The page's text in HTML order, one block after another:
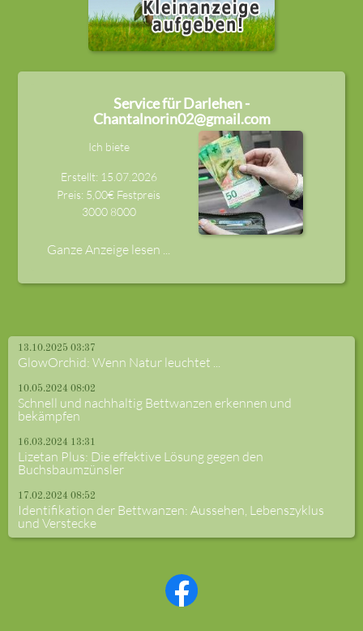
Service für Darlehen -
Chantalnorin02@gmail.com
Ich biete
Erstellt: 15.07.2026
Preis: 5,00€ Festpreis
3000 8000
Ganze Anzeige lesen ...
13.10.2025 03:37
GlowOrchid: Wenn Natur leuchtet ...
10.05.2024 08:02
Schnell und nachhaltig Bettwanzen erkennen und
bekämpfen
16.03.2024 13:31
Lizetan Plus: Die effektive Lösung gegen den
Buchsbaumzünsler
17.02.2024 08:52
Identifikation der Bettwanzen: Aussehen, Lebenszyklus
und Verstecke